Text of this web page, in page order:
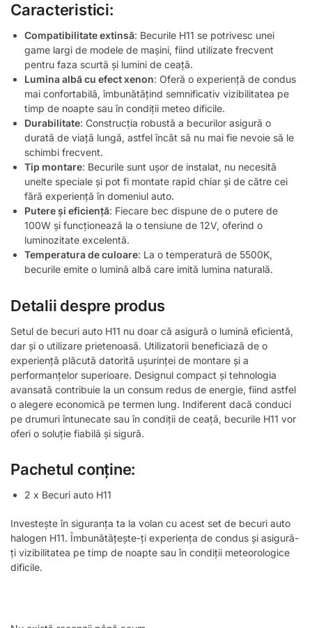
Caracteristici:
Compatibilitate extinsă: Becurile H11 se potrivesc unei
game largi de modele de mașini, fiind utilizate frecvent
pentru faza scurtă și lumini de ceață.
Lumina albă cu efect xenon: Oferă o experiență de condus
mai confortabilă, îmbunătățind semnificativ vizibilitatea pe
timp de noapte sau în condiții meteo dificile.
Durabilitate: Construcția robustă a becurilor asigură o
durată de viață lungă, astfel încât să nu mai fie nevoie să le
schimbi frecvent.
Tip montare: Becurile sunt ușor de instalat, nu necesită
unelte speciale și pot fi montate rapid chiar și de către cei
fără experiență în domeniul auto.
Putere și eficiență: Fiecare bec dispune de o putere de
100W și funcționează la o tensiune de 12V, oferind o
luminozitate excelentă.
Temperatura de culoare: La o temperatură de 5500K,
becurile emite o lumină albă care imită lumina naturală.
Detalii despre produs
Setul de becuri auto H11 nu doar că asigură o lumină eficientă,
dar și o utilizare prietenoasă. Utilizatorii beneficiază de o
experiență plăcută datorită ușurinței de montare și a
performanțelor superioare. Designul compact și tehnologia
avansată contribuie la un consum redus de energie, fiind astfel
o alegere economică pe termen lung. Indiferent dacă conduci
pe drumuri întunecate sau în condiții de ceață, becurile H11 vor
oferi o soluție fiabilă și sigură.
Pachetul conține:
2 x Becuri auto H11
Investește în siguranța ta la volan cu acest set de becuri auto
halogen H11. Îmbunătățește-ți experiența de condus și asigură-
ți vizibilitatea pe timp de noapte sau în condiții meteorologice
dificile.